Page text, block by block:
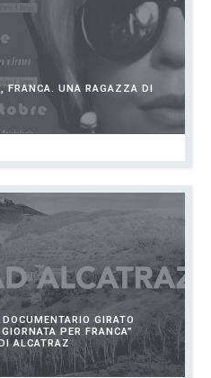
FRANCA. UNA RAGAZZA DI
GIRATO
PER FRANCA”
ALCATRAZ